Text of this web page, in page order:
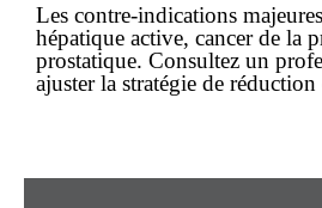
Les contre-indications
hépatique active, cancer de la
prostatique. Consultez un
ajuster la stratégie de réduction